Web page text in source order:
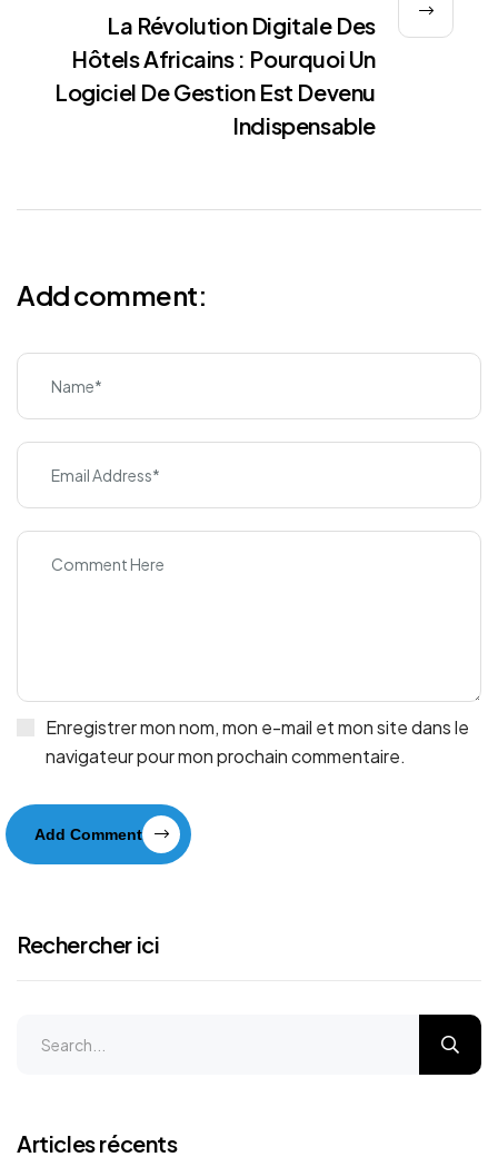
La Révolution Digitale Des
Hôtels Africains : Pourquoi Un
Logiciel De Gestion Est Devenu
Indispensable
Add comment:
Enregistrer mon nom, mon e-mail et mon site dans le
navigateur pour mon prochain commentaire.
Add Comment
Rechercher ici
Articles récents